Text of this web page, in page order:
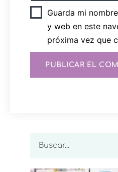
Guarda mi
y web en este
próxima vez que